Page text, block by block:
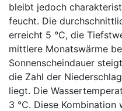
bleibt jedoch
feucht. Die
erreicht 5 °C, die
mittlere Monatswärme
Sonnenscheindauer
die Zahl der
liegt. Die
3 °C. Diese